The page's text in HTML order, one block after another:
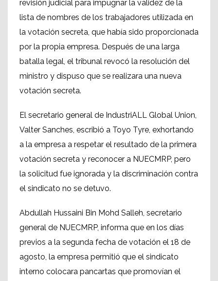
revisión judicial para impugnar la validez de la
lista de nombres de los trabajadores utilizada en
la votación secreta, que había sido proporcionada
por la propia empresa. Después de una larga
batalla legal, el tribunal revocó la resolución del
ministro y dispuso que se realizara una nueva
votación secreta.
El secretario general de IndustriALL Global Union,
Valter Sanches, escribió a Toyo Tyre, exhortando
a la empresa a respetar el resultado de la primera
votación secreta y reconocer a NUECMRP, pero
la solicitud fue ignorada y la discriminación contra
el sindicato no se detuvo.
Abdullah Hussaini Bin Mohd Salleh, secretario
general de NUECMRP, informa que en los días
previos a la segunda fecha de votación el 18 de
agosto, la empresa permitió que el sindicato
interno colocara pancartas que promovían el